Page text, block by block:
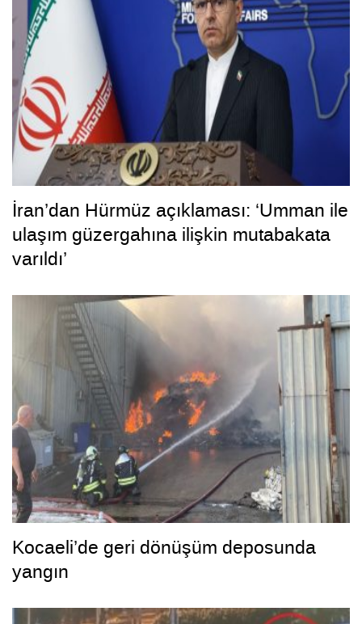
İran’dan Hürmüz açıklaması: ‘Umman ile
ulaşım güzergahına ilişkin mutabakata
varıldı’
Kocaeli’de geri dönüşüm deposunda
yangın